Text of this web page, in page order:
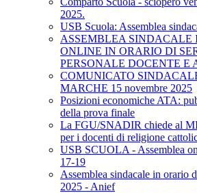
2025.
USB Scuola: Assemblea
ASSEMBLEA SINDACALE
ONLINE IN ORARIO DI
PERSONALE DOCENTE E
COMUNICATO
MARCHE 15 novembre 2025
Posizioni economiche ATA:
della prova finale
La FGU/SNADIR chiede al
per i docenti di religione
USB SCUOLA - Assemblea
17-19
Assemblea sindacale in orario
2025 - Anief